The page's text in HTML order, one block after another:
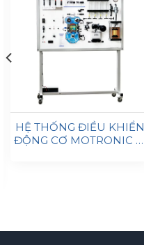
HỆ THỐNG ĐIỀU KHIỂN
ĐỘNG CƠ MOTRONIC M